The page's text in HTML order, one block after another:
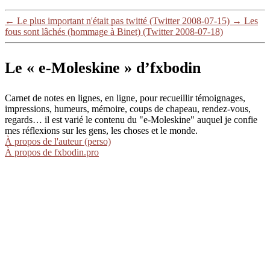
← Le plus important n'était pas twitté (Twitter 2008-07-15) → Les
fous sont lâchés (hommage à Binet) (Twitter 2008-07-18)
Le « e-Moleskine » d’fxbodin
Carnet de notes en lignes, en ligne, pour recueillir témoignages,
impressions, humeurs, mémoire, coups de chapeau, rendez-vous,
regards… il est varié le contenu du "e-Moleskine" auquel je confie
mes réflexions sur les gens, les choses et le monde.
À propos de l'auteur (perso)
À propos de fxbodin.pro